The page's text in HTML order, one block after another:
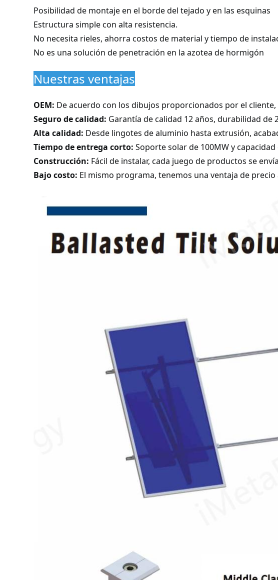
Posibilidad de montaje en el borde del tejado y en las esquinas
Estructura simple con alta resistencia.
No necesita rieles, ahorra costos de material y tiempo de
No es una solución de penetración en la azotea de hormigón
Nuestras ventajas
OEM: De acuerdo con los dibujos proporcionados por el
Seguro de calidad: Garantía de calidad 12 años, durabilidad de
Alta calidad: Desde lingotes de aluminio hasta extrusión,
Tiempo de entrega corto:Soporte solar de 100MW y
Construcción: Fácil de instalar, cada juego de productos se
Bajo costo: El mismo programa, tenemos una ventaja de